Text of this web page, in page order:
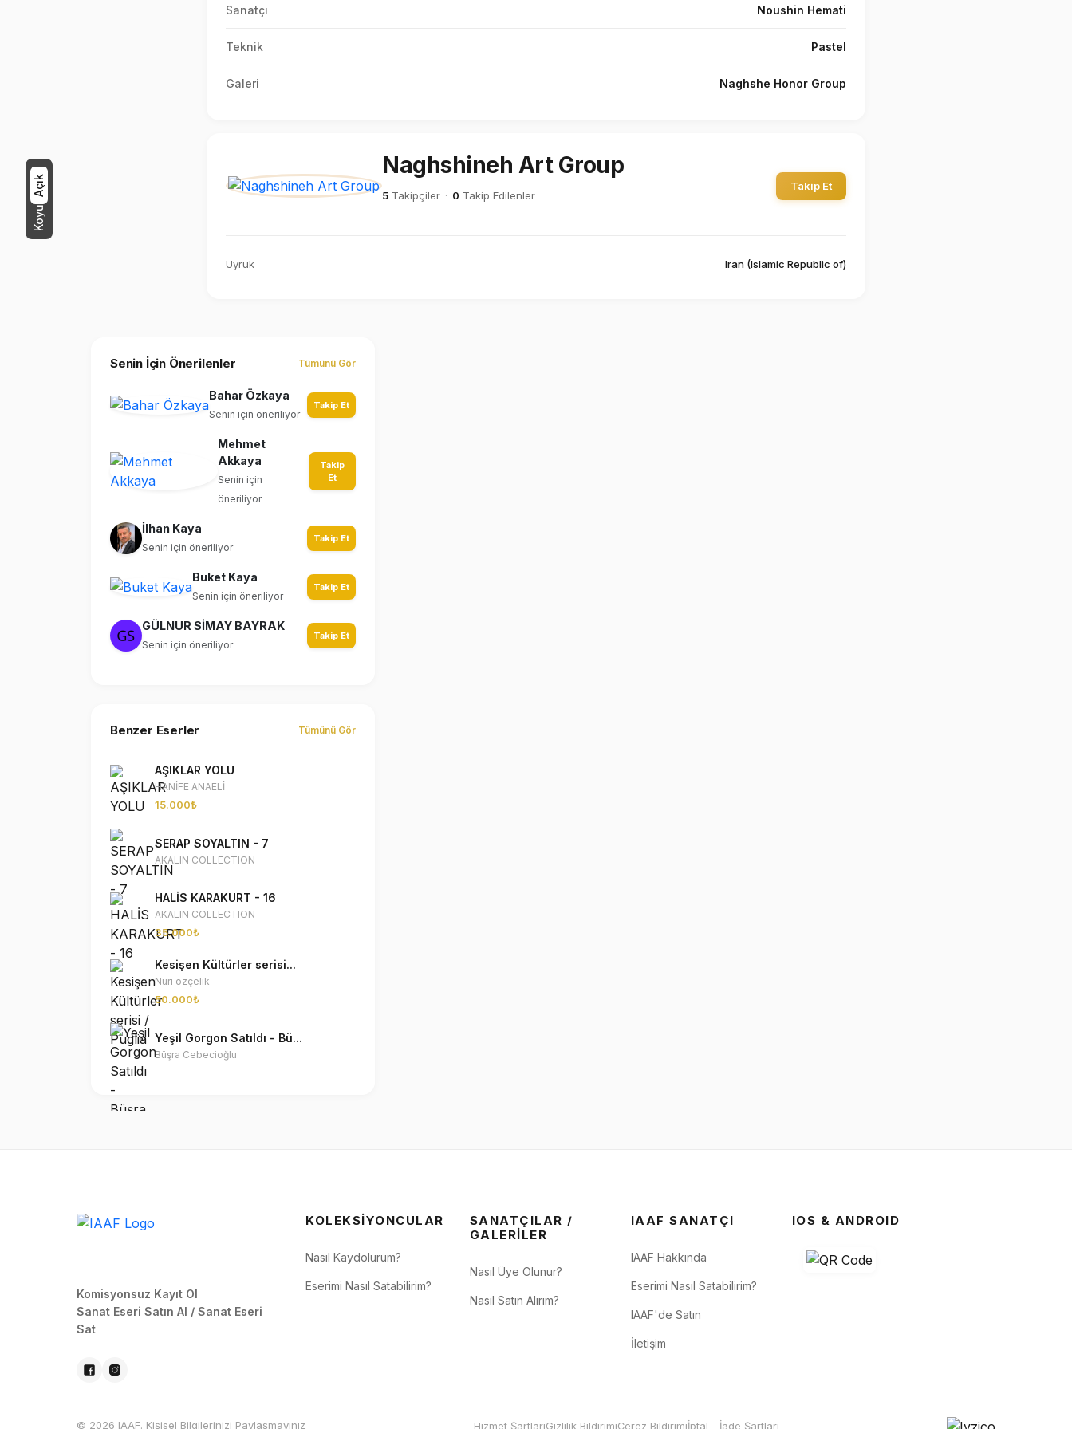
Koyu
Açık
Sanatçı Noushin Hemati
Teknik Pastel
Galeri Naghshe Honor Group
Naghshineh Art Group
5 Takipçiler · 0 Takip Edilenler
Takip Et
Uyruk Iran (Islamic Republic of)
Senin İçin Önerilenler Tümünü Gör
Bahar Özkaya
Senin için öneriliyor
Takip Et
Mehmet
Akkaya
Senin için
öneriliyor
Takip
Et
İlhan Kaya
Senin için öneriliyor
Takip Et
Buket Kaya
Senin için öneriliyor
Takip Et
GÜLNUR SİMAY BAYRAK
Senin için öneriliyor
Takip Et
Benzer Eserler Tümünü Gör
AŞIKLAR YOLU
HANİFE ANAELİ
15.000₺
SERAP SOYALTIN - 7
AKALIN COLLECTION
HALİS KARAKURT - 16
AKALIN COLLECTION
35.000₺
Kesişen Kültürler serisi...
Nuri özçelik
50.000₺
Yeşil Gorgon Satıldı - Bü...
Büşra Cebecioğlu
Komisyonsuz Kayıt Ol
Sanat Eseri Satın Al / Sanat Eseri
Sat
KOLEKSIYONCULAR
Nasıl Kaydolurum?
Eserimi Nasıl Satabilirim?
SANATÇILAR /
GALERILER
Nasıl Üye Olunur?
Nasıl Satın Alırım?
IAAF SANATÇI
IAAF Hakkında
Eserimi Nasıl Satabilirim?
IAAF'de Satın
İletişim
IOS & ANDROID
© 2026 IAAF. Kişisel Bilgilerinizi Paylaşmayınız Hizmet ŞartlarıGizlilik BildirimiÇerez Bildirimiİptal - İade Şartları